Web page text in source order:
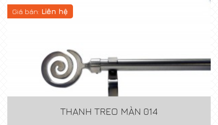
Giá bán: Liên hệ
THANH TREO MÀN 014